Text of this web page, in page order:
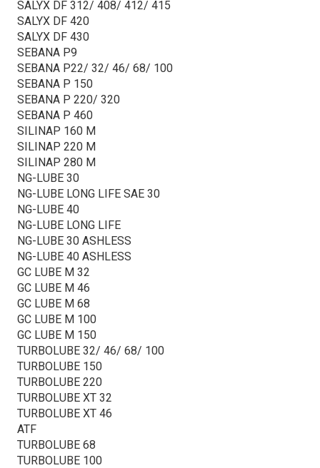
SALYX DF 312/ 408/ 412/ 415
SALYX DF 420
SALYX DF 430
SEBANA P9
SEBANA P22/ 32/ 46/ 68/ 100
SEBANA P 150
SEBANA P 220/ 320
SEBANA P 460
SILINAP 160 M
SILINAP 220 M
SILINAP 280 M
NG-LUBE 30
NG-LUBE LONG LIFE SAE 30
NG-LUBE 40
NG-LUBE LONG LIFE
NG-LUBE 30 ASHLESS
NG-LUBE 40 ASHLESS
GC LUBE M 32
GC LUBE M 46
GC LUBE M 68
GC LUBE M 100
GC LUBE M 150
TURBOLUBE 32/ 46/ 68/ 100
TURBOLUBE 150
TURBOLUBE 220
TURBOLUBE XT 32
TURBOLUBE XT 46
ATF
TURBOLUBE 68
TURBOLUBE 100